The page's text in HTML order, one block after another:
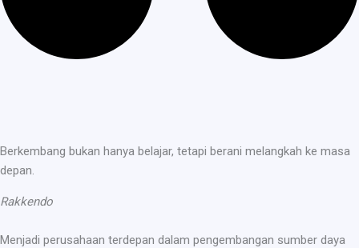
Berkembang bukan hanya belajar, tetapi berani melangkah ke masa
depan.
Rakkendo
Menjadi perusahaan terdepan dalam pengembangan sumber daya